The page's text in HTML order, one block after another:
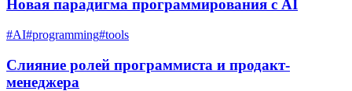
Новая парадигма программирования с AI
#AI#programming#tools
Слияние ролей программиста и продакт-
менеджера